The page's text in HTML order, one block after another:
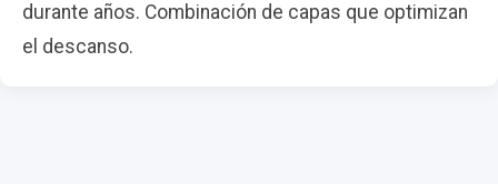
durante años. Combinación de capas que optimizan
el descanso.